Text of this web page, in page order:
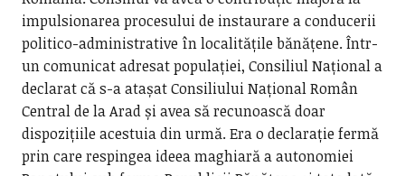
impulsionarea procesului de instaurare a conducerii
politico-administrative în localitățile bănățene. Într-
un comunicat adresat populației, Consiliul Național a
declarat că s-a atașat Consiliului Național Român
Central de la Arad și avea să recunoască doar
dispozițiile acestuia din urmă. Era o declarație fermă
prin care respingea ideea maghiară a autonomiei